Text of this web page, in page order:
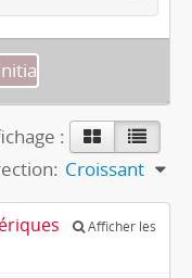
:
Croissant
Afficher les